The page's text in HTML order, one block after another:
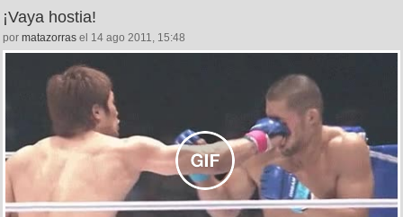
¡Vaya hostia!
por matazorras el 14 ago 2011, 15:48